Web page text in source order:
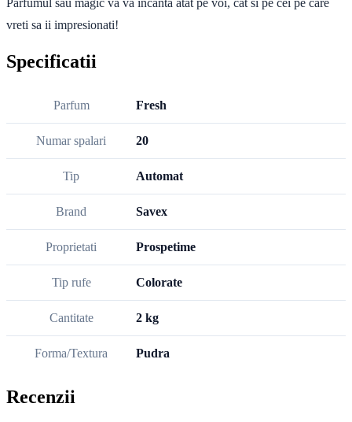
vreti sa ii impresionati!
Specificatii
Parfum Fresh
Numar spalari 20
Tip Automat
Brand Savex
Proprietati Prospetime
Tip rufe Colorate
Cantitate 2 kg
Forma/Textura Pudra
Recenzii